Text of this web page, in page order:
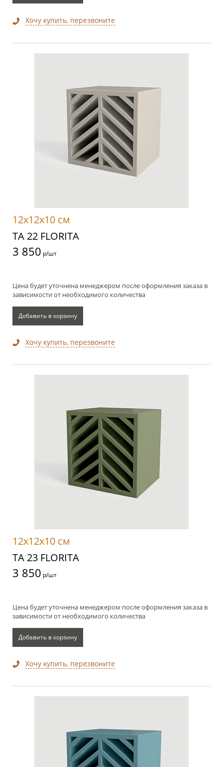
Хочу купить, перезвоните
12x12x10 см
TA 22 FLORITA
3 850 р/шт
Цена будет уточнена менеджером после оформления заказа в
зависимости от необходимого количества
Добавить в корзину
Хочу купить, перезвоните
12x12x10 см
TA 23 FLORITA
3 850 р/шт
Цена будет уточнена менеджером после оформления заказа в
зависимости от необходимого количества
Добавить в корзину
Хочу купить, перезвоните